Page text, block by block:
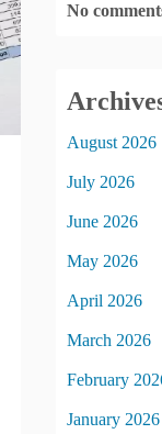
No
August 2026
July 2026
June 2026
May 2026
April 2026
March 2026
February
January 2026